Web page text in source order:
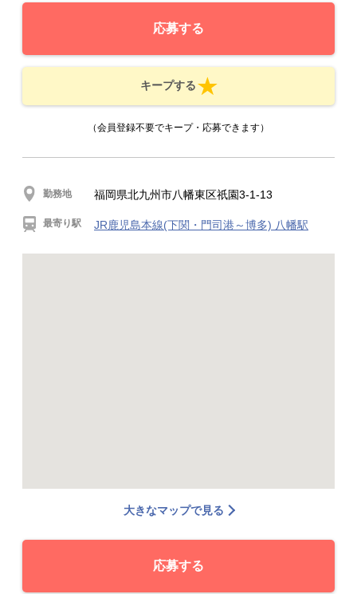
応募する
キープする
（会員登録不要でキープ・応募できます）
勤務地 福岡県北九州市八幡東区祇園3-1-13
最寄り駅 JR鹿児島本線(下関・門司港～博多) 八幡駅
大きなマップで見る
応募する